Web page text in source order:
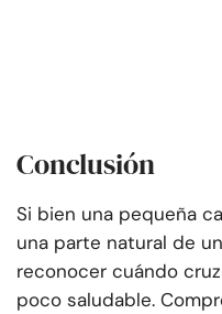
Conclusión
Si bien una pequeña
una parte natural de
reconocer cuándo
poco saludable.